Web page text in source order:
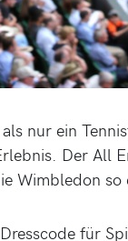
nur ein
Der All
Wimbledon so
für